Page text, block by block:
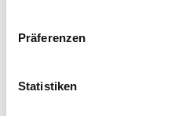
Präferenzen
Statistiken
Für weitere Informationen wenden